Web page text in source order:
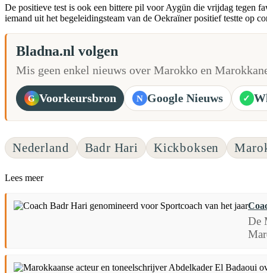
De positieve test is ook een bittere pil voor Aygün die vrijdag tegen
iemand uit het begeleidingsteam van de Oekraïner positief testte op
Bladna.nl volgen
Mis geen enkel nieuws over Marokko en
G Voorkeursbron N Google Nieuws ✓
Nederland Badr Hari Kickboksen
Lees meer
De